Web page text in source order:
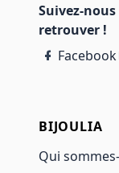
Suivez-
retrouver !
Facebook
BIJOULIA
Qui